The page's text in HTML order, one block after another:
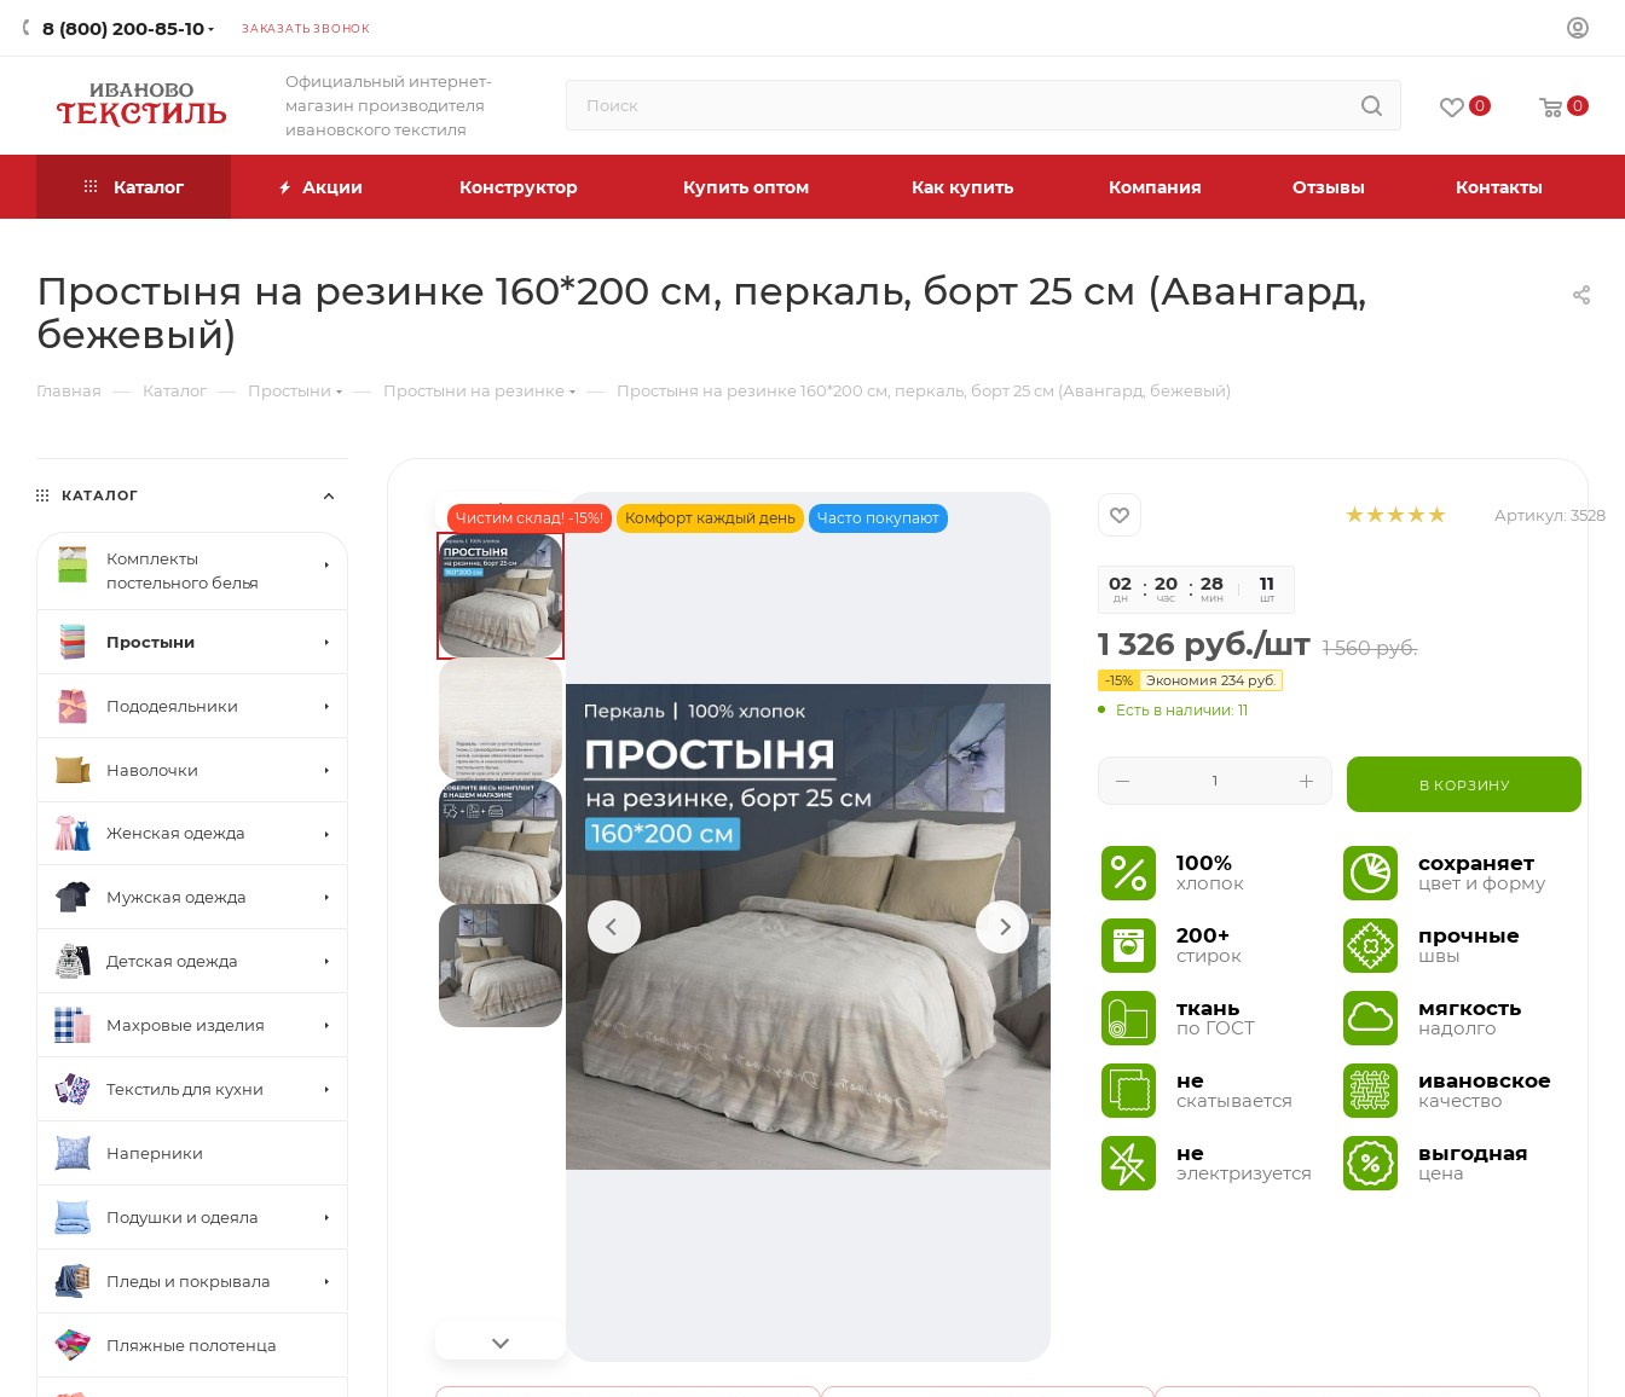
8 (800) 200-85-10 ЗАКАЗАТЬ ЗВОНОК
Официальный интернет-
магазин производителя
ивановского текстиля
0 0
Каталог Акции Конструктор Купить оптом Как купить Компания Отзывы Контакты
Простыня на резинке 160*200 см, перкаль, борт 25 см (Авангард,
бежевый)
Главная — Каталог — Простыни — Простыни на резинке — Простыня на резинке 160*200 см, перкаль, борт 25 см (Авангард, бежевый)
Чистим склад! -15%! Комфорт каждый день Часто покупают Артикул: 3528
02
дн
20
час
28
мин
26
сек
11
шт
1 326 руб./шт 1 560руб.
-15% Экономия234 руб.
Есть в наличии: 11
В КОРЗИНУ
100%
хлопок
200+
стирок
ткань
по ГОСТ
не
скатывается
не
электризуется
сохраняет
цвет и форму
прочные
швы
мягкость
надолго
ивановское
качество
выгодная
цена
КАТАЛОГ
Комплекты
постельного белья
Простыни
Пододеяльники
Наволочки
Женская одежда
Мужская одежда
Детская одежда
Махровые изделия
Текстиль для кухни
Наперники
Подушки и одеяла
Пледы и покрывала
Пляжные полотенца